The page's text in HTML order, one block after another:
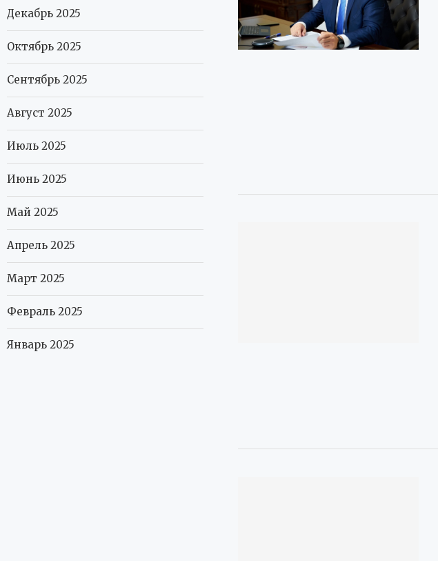
Декабрь 2025
Октябрь 2025
Сентябрь 2025
Август 2025
Июль 2025
Июнь 2025
Май 2025
Апрель 2025
Март 2025
Февраль 2025
Январь 2025